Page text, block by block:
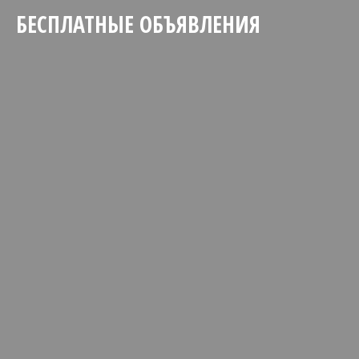
БЕСПЛАТНЫЕ ОБЪЯВЛЕНИЯ